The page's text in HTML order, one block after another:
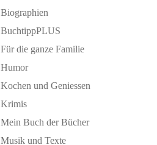
Biographien
BuchtippPLUS
Für die ganze Familie
Humor
Kochen und Geniessen
Krimis
Mein Buch der Bücher
Musik und Texte